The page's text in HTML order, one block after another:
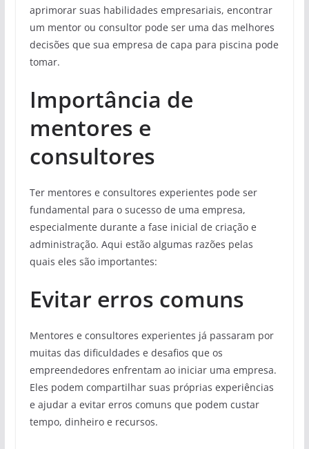
aprimorar suas habilidades empresariais, encontrar
um mentor ou consultor pode ser uma das melhores
decisões que sua empresa de capa para piscina pode
tomar.
Importância de
mentores e
consultores
Ter mentores e consultores experientes pode ser
fundamental para o sucesso de uma empresa,
especialmente durante a fase inicial de criação e
administração. Aqui estão algumas razões pelas
quais eles são importantes:
Evitar erros comuns
Mentores e consultores experientes já passaram por
muitas das dificuldades e desafios que os
empreendedores enfrentam ao iniciar uma empresa.
Eles podem compartilhar suas próprias experiências
e ajudar a evitar erros comuns que podem custar
tempo, dinheiro e recursos.